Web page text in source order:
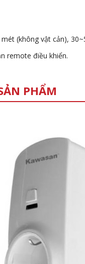
(không vật cản),
remote điều khiển.
PHẨM